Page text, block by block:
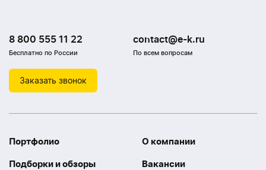
8 800 555 11 22
Бесплатно по России
contact@e-k.ru
По всем вопросам
Заказать звонок
Портфолио
Подборки и обзоры
О компании
Вакансии